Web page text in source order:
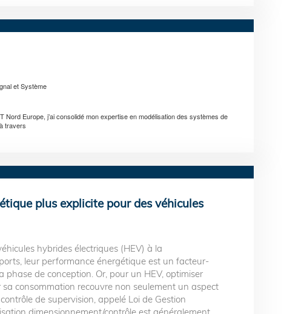
et Système
Nord Europe, j’ai consolidé mon expertise en modélisation des systèmes de
travers
plus explicite pour des véhicules
hybrides électriques (HEV) à la
leur performance énergétique est un facteur-
phase de conception. Or, pour un HEV, optimiser
consommation recouvre non seulement un aspect
de supervision, appelé Loi de Gestion